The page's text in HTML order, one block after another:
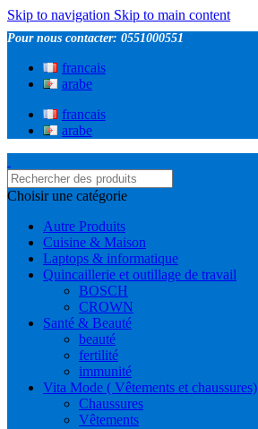
Skip to navigation Skip to main content
Pour nous contacter: 0551000551
francais
arabe
francais
arabe
Choisir une catégorie
Autre Produits
Cuisine & Maison
Laptops & informatique
Quincaillerie et outillage de travail
BOSCH
CROWN
Santé & Beauté
beauté
fertilité
immunité
Vita Mode ( Vêtements et chaussures)
Chaussures
Vêtements